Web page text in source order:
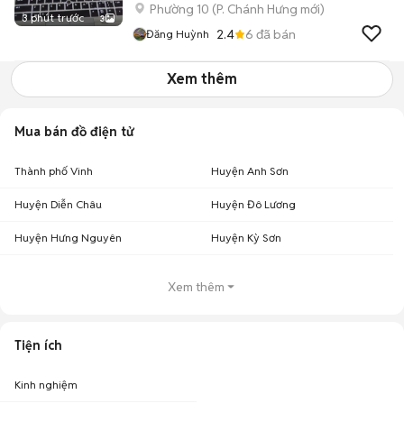
3 phút trước 3
Phường 10 (P. Chánh Hưng mới)
Đăng Huỳnh 2.4 6 đã bán
Xem thêm
Mua bán đồ điện tử
Thành phố Vinh Huyện Anh Sơn
Huyện Diễn Châu Huyện Đô Lương
Huyện Hưng Nguyên Huyện Kỳ Sơn
Xem thêm
Tiện ích
Kinh nghiệm